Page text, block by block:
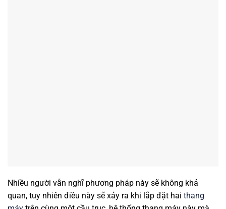
Nhiều người vẫn nghĩ phương pháp này sẽ không khả
quan, tuy nhiên điều này sẽ xảy ra khi lắp đặt hai thang